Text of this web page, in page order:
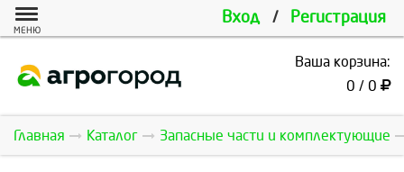
Вход / Регистрация
МЕНЮ
Ваша корзина:
0 / 0
Главная Каталог Запасные части и комплектующие